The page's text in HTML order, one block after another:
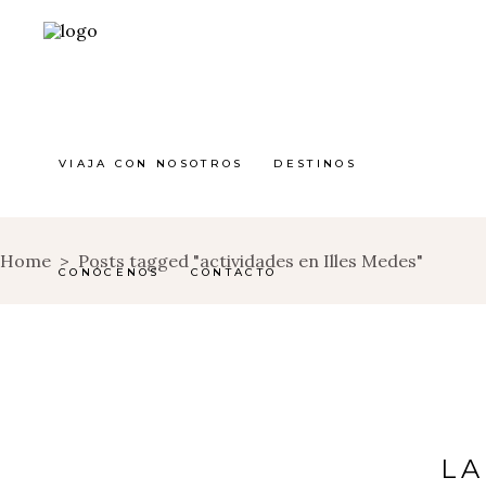
VIAJA CON NOSOTROS DESTINOS
CONÓCENOS CONTACTO
Home > Posts tagged "actividades en Illes Medes"